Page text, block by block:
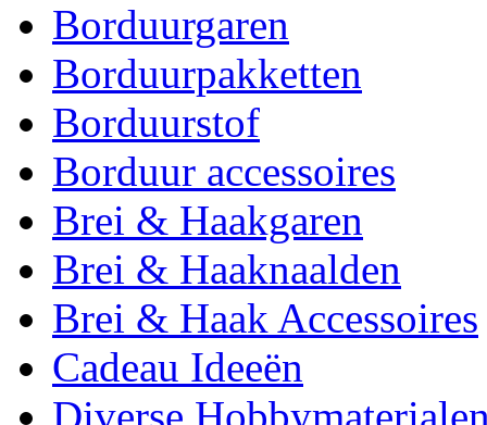
Borduurgaren
Borduurpakketten
Borduurstof
Borduur accessoires
Brei & Haakgaren
Brei & Haaknaalden
Brei & Haak Accessoires
Cadeau Ideeën
Diverse